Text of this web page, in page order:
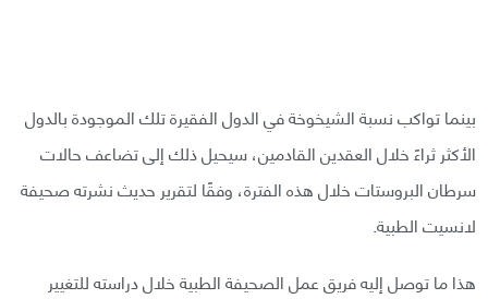
بينما تواكب نسبة الشيخوخة في الدول الفقيرة تلك الموجودة بالدول
الأكثر ثراءً خلال العقدين القادمين، سيحيل ذلك إلى تضاعف حالات
سرطان البروستات خلال هذه الفترة، وفقًا لتقرير حديث نشرته صحيفة
لانسيت الطبية.
هذا ما توصل إليه فريق عمل الصحيفة الطبية خلال دراسته للتغيير